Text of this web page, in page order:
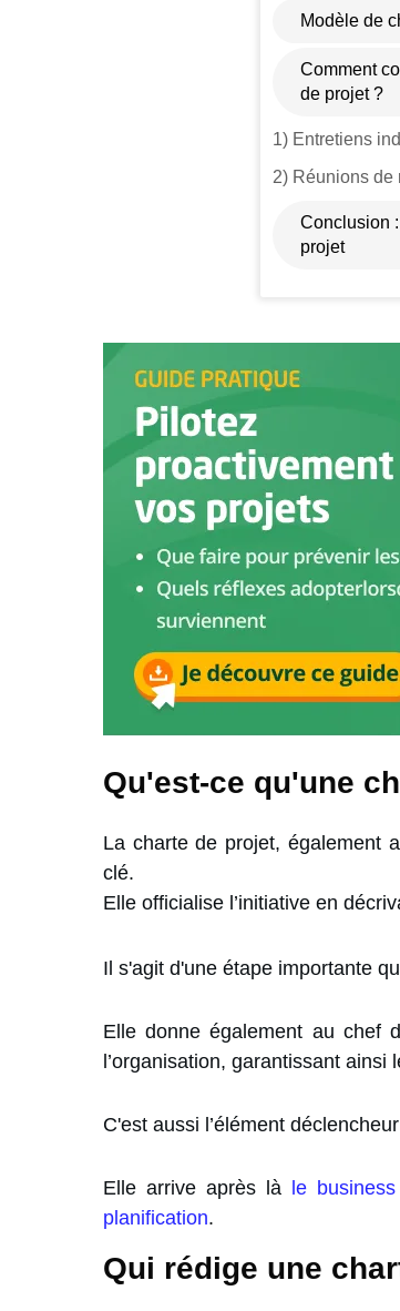
Modèle de
Comment
de projet ?
1) Entretiens
2) Réunions de
Conclusion
projet
Qu'est-ce qu'une
La charte de projet, également
clé.
Elle officialise l’initiative en
Il s'agit d'une étape importante
Elle donne également au chef
l’organisation, garantissant
C'est aussi l’élément
Elle arrive après là le
planification.
Qui rédige une